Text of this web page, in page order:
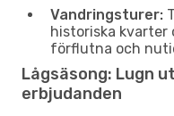
Vandringsturer:
historiska kvarter
förflutna och
Lågsäsong: Lugn
erbjudanden